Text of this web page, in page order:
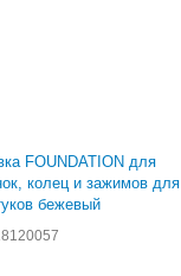
FOUNDATION для
колец и зажимов для
бежевый